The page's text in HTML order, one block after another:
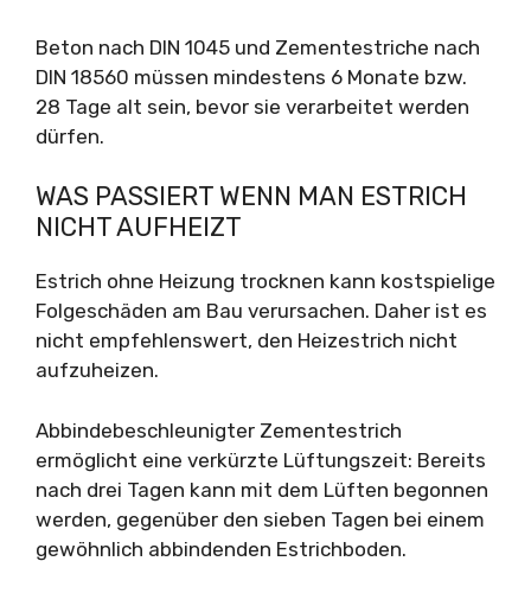
Beton nach DIN 1045 und Zementestriche nach
DIN 18560 müssen mindestens 6 Monate bzw.
28 Tage alt sein, bevor sie verarbeitet werden
dürfen.
WAS PASSIERT WENN MAN ESTRICH
NICHT AUFHEIZT
Estrich ohne Heizung trocknen kann kostspielige
Folgeschäden am Bau verursachen. Daher ist es
nicht empfehlenswert, den Heizestrich nicht
aufzuheizen.
Abbindebeschleunigter Zementestrich
ermöglicht eine verkürzte Lüftungszeit: Bereits
nach drei Tagen kann mit dem Lüften begonnen
werden, gegenüber den sieben Tagen bei einem
gewöhnlich abbindenden Estrichboden.